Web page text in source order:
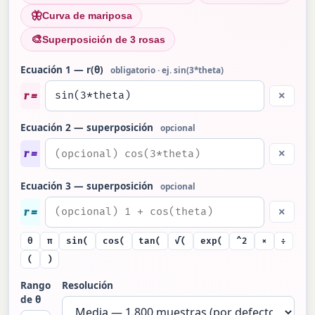
🦋Curva de mariposa
🎨Superposición de 3 rosas
Ecuación 1 — r(θ) obligatorio · ej. sin(3*theta)
r = ×
Ecuación 2 — superposición opcional
r = ×
Ecuación 3 — superposición opcional
r = ×
θ π sin( cos( tan( √( exp( ^2 ×
÷
(
)
Rango
de θ
Resolución